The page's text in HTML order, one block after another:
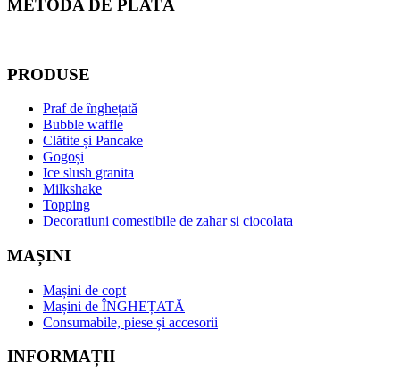
METODA DE PLATĂ
PRODUSE
Praf de înghețată
Bubble waffle
Clătite și Pancake
Gogoși
Ice slush granita
Milkshake
Topping
Decoratiuni comestibile de zahar si ciocolata
MAȘINI
Mașini de copt
Mașini de ÎNGHEȚATĂ
Consumabile, piese și accesorii
INFORMAȚII